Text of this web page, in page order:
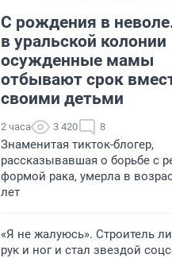
С рождения в
в уральской колонии
осужденные мамы
отбывают срок
своими детьми
2 часа 3 420 8
Знаменитая тикток-блогер,
рассказывавшая о борьбе с
формой рака, умерла в
лет
«Я не жалуюсь». Строитель
рук и ног и стал звездой